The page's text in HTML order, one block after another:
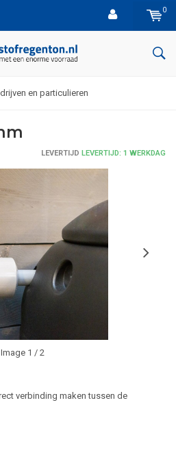
0
en particulieren
LEVERTIJD LEVERTIJD: 1 WERKDAG
Image 1 / 2
verbinding maken tussen de